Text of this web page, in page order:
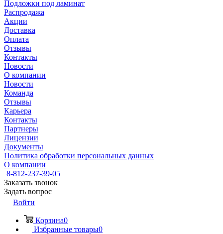
Подложки под ламинат
Распродажа
Акции
Доставка
Оплата
Отзывы
Контакты
Новости
О компании
Новости
Команда
Отзывы
Карьера
Контакты
Партнеры
Лицензии
Документы
Политика обработки персональных данных
О компании
8-812-237-39-05
Заказать звонок
Задать вопрос
Войти
Корзина0
Избранные товары0